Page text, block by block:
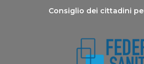
Consiglio dei cittadini